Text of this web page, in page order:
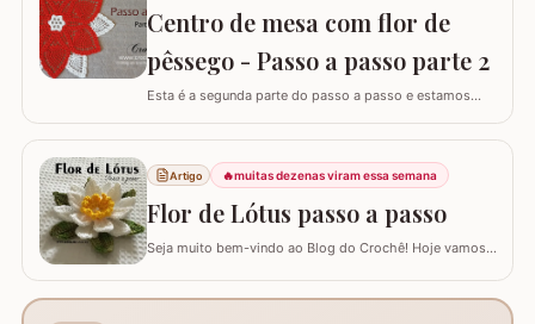
disponível aqui no blog, confira nos links abaixo! Jogo
Centro de mesa com flor de
pêssego - Passo a passo parte 2
Esta é a segunda parte do passo a passo e estamos
Se está procurando o início do trabalho visite o link
abaixo onde também temos a lista completa de
materiais. Centro de mesa com flor de pêssego - Parte 1
Tamanho do trabalho pronto: 60 cm de…
Artigo 🔥muitas dezenas viram essa semana
Flor de Lótus passo a passo
Seja muito bem-vindo ao Blog do Crochê! Hoje vamos